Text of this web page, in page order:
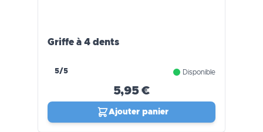
Griffe à 4 dents
5/5 Disponible
5,95 €
Ajouter panier